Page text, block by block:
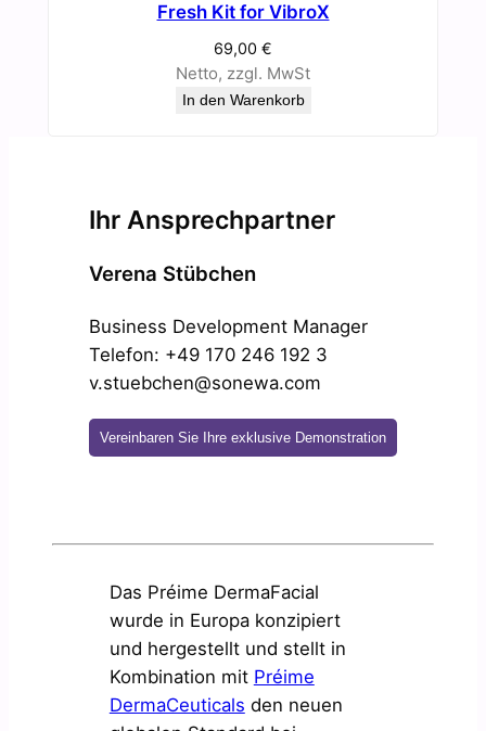
Fresh Kit for VibroX
69,00 €
Netto, zzgl. MwSt
In den Warenkorb
Ihr Ansprechpartner
Verena Stübchen
Business Development Manager
Telefon: +49 170 246 192 3
v.stuebchen@sonewa.com
Vereinbaren Sie Ihre exklusive Demonstration
Das Préime DermaFacial
wurde in Europa konzipiert
und hergestellt und stellt in
Kombination mit Préime
DermaCeuticals den neuen